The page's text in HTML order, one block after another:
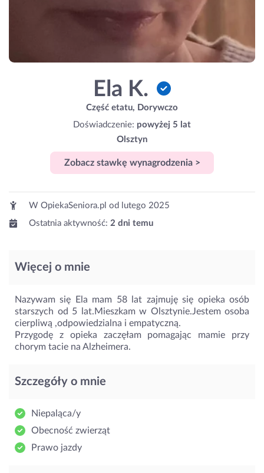
Ela K.
Część etatu, Dorywczo
Doświadczenie: powyżej 5 lat
Olsztyn
Zobacz stawkę wynagrodzenia >
W OpiekaSeniora.pl od
lutego 2025
Ostatnia aktywność: 2 dni temu
Więcej o mnie
Nazywam się Ela mam 58 lat zajmuję się opieka osób
starszych od 5 lat.Mieszkam w Olsztynie.Jestem osoba
cierpliwą ,odpowiedzialna i empatyczną.
Przygodę z opieka zaczęłam pomagając mamie przy
chorym tacie na Alzheimera.
Szczegóły o mnie
Niepaląca/y
Obecność zwierząt
Prawo jazdy